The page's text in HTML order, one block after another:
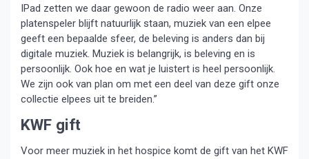
IPad zetten we daar gewoon de radio weer aan. Onze
platenspeler blijft natuurlijk staan, muziek van een elpee
geeft een bepaalde sfeer, de beleving is anders dan bij
digitale muziek. Muziek is belangrijk, is beleving en is
persoonlijk. Ook hoe en wat je luistert is heel persoonlijk.
We zijn ook van plan om met een deel van deze gift onze
collectie elpees uit te breiden.”
KWF gift
Voor meer muziek in het hospice komt de gift van het KWF